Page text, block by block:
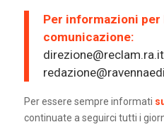
Per informazioni per
comunicazione:
Per essere sempre informati
continuate a seguirci tutti i